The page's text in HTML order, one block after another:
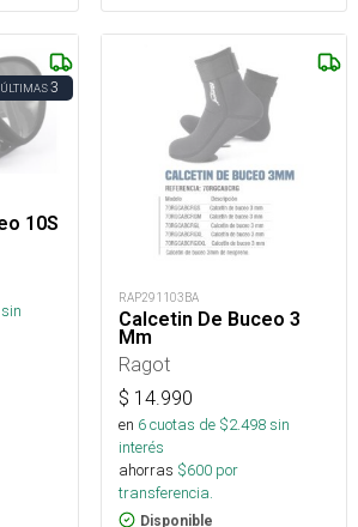
ÚLTIMAS3
10S
sin
RAP291103BA
Calcetin De Buceo 3
Mm
Ragot
$ 14.990
en 6cuotas de $2.498sin
interés
ahorras $600 por
transferencia.
Disponible